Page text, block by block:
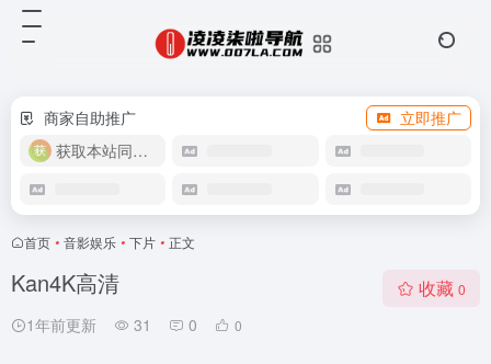
商家自助推广
立即推广
获取本站同款主题
首页 • 音影娱乐 • 下片 • 正文
Kan4K高清
1年前更新 31 0 0
收藏 0